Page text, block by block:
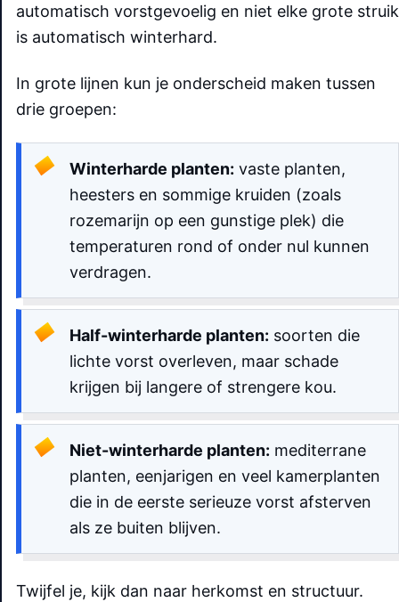
automatisch vorstgevoelig en niet elke grote struik
is automatisch winterhard.
In grote lijnen kun je onderscheid maken tussen
drie groepen:
Winterharde planten: vaste planten,
heesters en sommige kruiden (zoals
rozemarijn op een gunstige plek) die
temperaturen rond of onder nul kunnen
verdragen.
Half-winterharde planten: soorten die
lichte vorst overleven, maar schade
krijgen bij langere of strengere kou.
Niet-winterharde planten: mediterrane
planten, eenjarigen en veel kamerplanten
die in de eerste serieuze vorst afsterven
als ze buiten blijven.
Twijfel je, kijk dan naar herkomst en structuur.